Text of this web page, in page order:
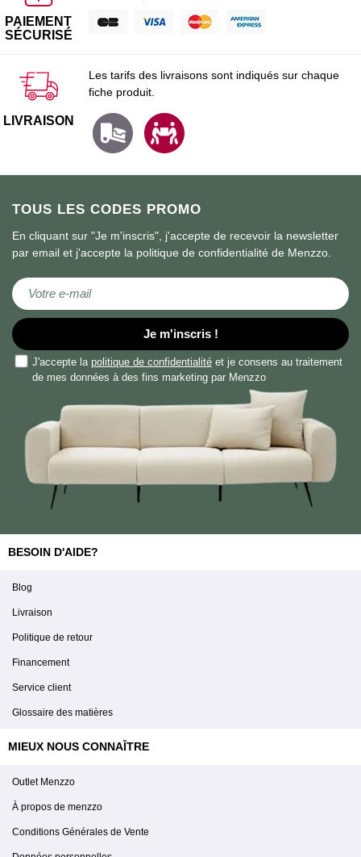
TOUS LES CODES PROMO
En cliquant sur "Je m'inscris", j'accepte de recevoir la newsletter
par email et j'accepte la politique de confidentialité de Menzzo.
Inscription à notre lettre d’information :
Je m'inscris !
J'accepte la politique de confidentialité et je consens au traitement
de mes données à des fins marketing par Menzzo
PAIEMENT
SÉCURISÉ
LIVRAISON
Les tarifs des livraisons sont indiqués sur chaque
fiche produit.
BESOIN D'AIDE?
Blog
Livraison
Politique de retour
Financement
Service client
Glossaire des matières
MIEUX NOUS CONNAÎTRE
Outlet Menzzo
À propos de menzzo
Conditions Générales de Vente